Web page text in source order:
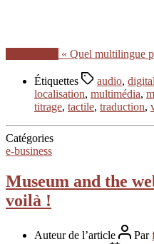
« Quel multilingue
Étiquettes audio, digital
localisation, multimédia,
titrage, tactile, traduction,
Catégories
e-business
Museum and the
voilà !
Auteur de l’article Par